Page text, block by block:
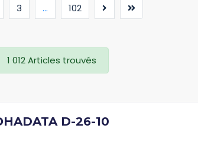
3 ... 102
1 012 Articles trouvés
D-26-10